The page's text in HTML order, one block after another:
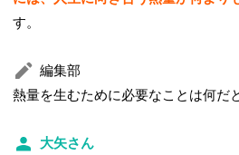
す。
編集部
熱量を生むために必要なことは何だ
大矢さん